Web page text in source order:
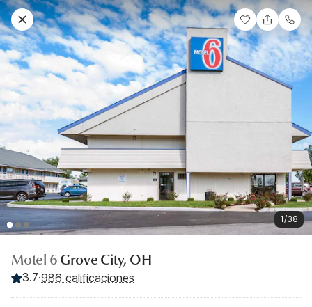
1/38
Motel 6 Grove City, OH
3.7·986 calificaciones